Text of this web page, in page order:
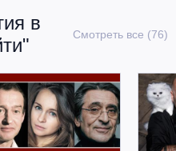
в
Смотреть все (76)